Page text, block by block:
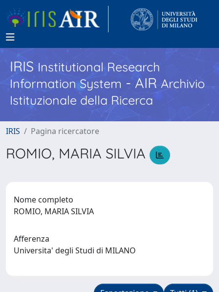
IRISInstitutional Research
Information System - AIR Archivio
Istituzionale della Ricerca
IRIS Pagina ricercatore
ROMIO, MARIA SILVIA
Nome completo
ROMIO, MARIA SILVIA
Afferenza
Universita' degli Studi di MILANO